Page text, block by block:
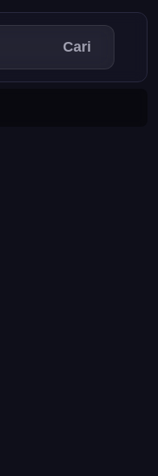
Cari